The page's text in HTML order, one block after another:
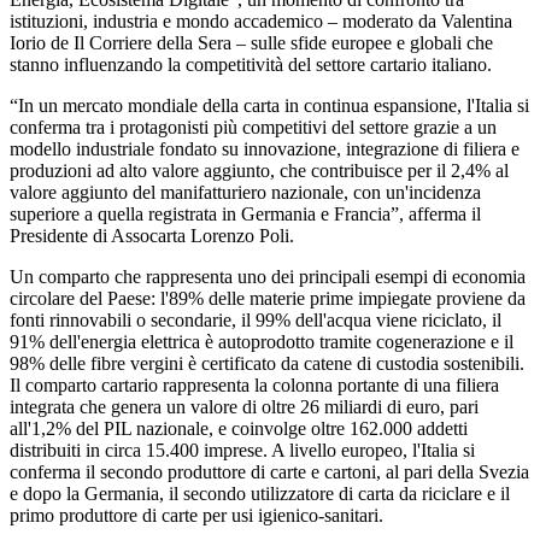
istituzioni, industria e mondo accademico – moderato da Valentina
Iorio de Il Corriere della Sera – sulle sfide europee e globali che
stanno influenzando la competitività del settore cartario italiano.
“In un mercato mondiale della carta in continua espansione, l'Italia si
conferma tra i protagonisti più competitivi del settore grazie a un
modello industriale fondato su innovazione, integrazione di filiera e
produzioni ad alto valore aggiunto, che contribuisce per il 2,4% al
valore aggiunto del manifatturiero nazionale, con un'incidenza
superiore a quella registrata in Germania e Francia”, afferma il
Presidente di Assocarta Lorenzo Poli.
Un comparto che rappresenta uno dei principali esempi di economia
circolare del Paese: l'89% delle materie prime impiegate proviene da
fonti rinnovabili o secondarie, il 99% dell'acqua viene riciclato, il
91% dell'energia elettrica è autoprodotto tramite cogenerazione e il
98% delle fibre vergini è certificato da catene di custodia sostenibili.
Il comparto cartario rappresenta la colonna portante di una filiera
integrata che genera un valore di oltre 26 miliardi di euro, pari
all'1,2% del PIL nazionale, e coinvolge oltre 162.000 addetti
distribuiti in circa 15.400 imprese. A livello europeo, l'Italia si
conferma il secondo produttore di carte e cartoni, al pari della Svezia
e dopo la Germania, il secondo utilizzatore di carta da riciclare e il
primo produttore di carte per usi igienico-sanitari.